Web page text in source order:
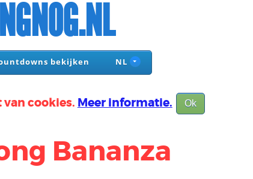
bekijken NL
cookies. Meer informatie. Ok
Bananza